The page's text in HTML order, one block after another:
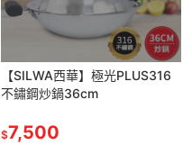
【SILWA西華】極光PLUS316
不鏽鋼炒鍋36cm
$7,500